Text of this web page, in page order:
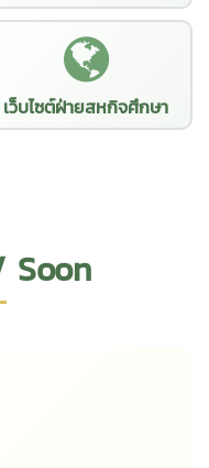
เว็บไซต์ฝ่ายสหกิจศึกษา
Soon